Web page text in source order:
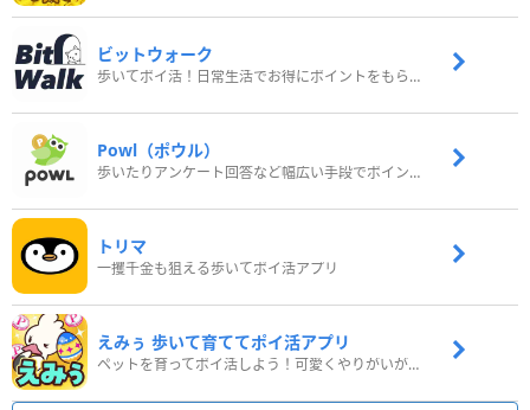
ビットウォーク
歩いてポイ活！日常生活でお得にポイントをもらおう
Powl（ポウル）
歩いたりアンケート回答など幅広い手段でポイントをゲット
トリマ
一攫千金も狙える歩いてポイ活アプリ
えみぅ 歩いて育ててポイ活アプリ
ペットを育ってポイ活しよう！可愛くやりがいがある新感覚アプリ